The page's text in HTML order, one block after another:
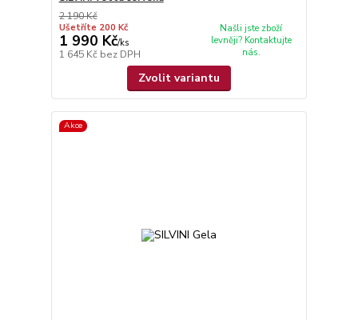
2 190 Kč
Ušetříte 200 Kč
1 990 Kč/ks
1 645 Kč bez DPH
Našli jste zboží
levněji? Kontaktujte
nás.
Zvolit variantu
Akce